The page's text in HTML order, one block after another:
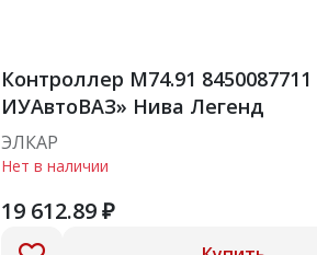
Контроллер М74.91 8450087711
ИУАвтоВАЗ» Нива Легенд
ЭЛКАР
Нет в наличии
19 612.89 ₽